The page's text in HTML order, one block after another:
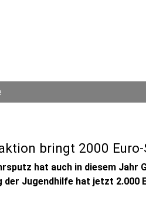
bringt 2000 Euro-
hat auch in diesem Jahr
der Jugendhilfe hat jetzt 2.000